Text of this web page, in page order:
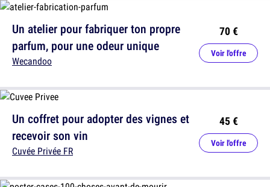
Un atelier pour fabriquer ton propre
parfum, pour une odeur unique
Wecandoo
70 €
Voir l'offre
Un coffret pour adopter des vignes et
recevoir son vin
Cuvée Privée FR
45 €
Voir l'offre